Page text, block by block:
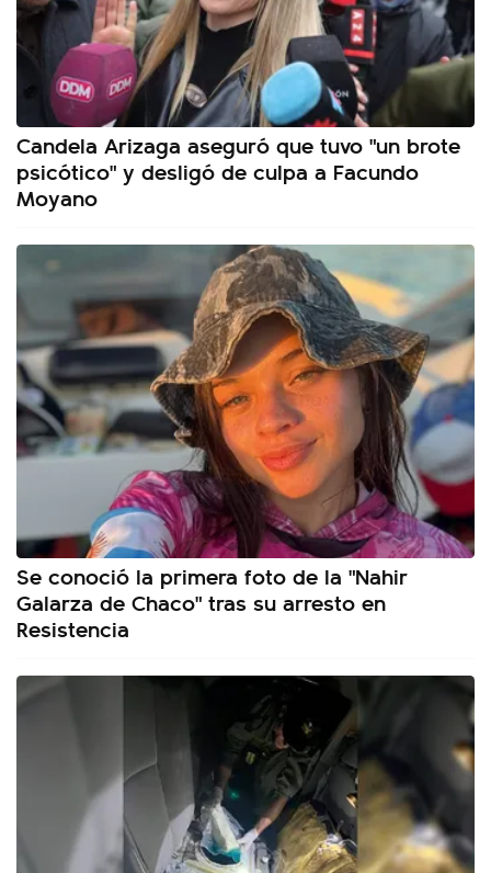
Candela Arizaga aseguró que tuvo "un brote
psicótico" y desligó de culpa a Facundo
Moyano
Se conoció la primera foto de la "Nahir
Galarza de Chaco" tras su arresto en
Resistencia